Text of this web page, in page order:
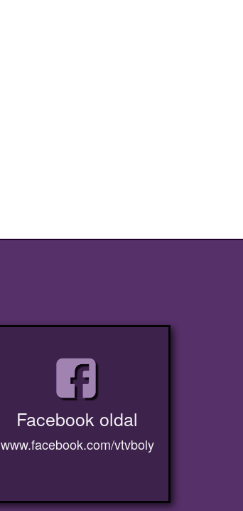
Facebook oldal
www.facebook.com/vtvboly